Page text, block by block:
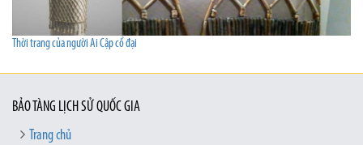
Thời trang của người Ai Cập cổ đại
BẢO TÀNG LỊCH SỬ QUỐC GIA
Trang chủ